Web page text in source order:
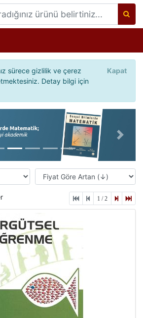
sürece gizlilik ve çerez
Detay bilgi için
Kapat
1 / 2